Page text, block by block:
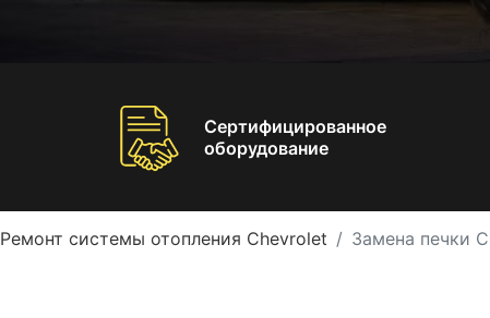
Сертифицированное
оборудование
Ремонт системы отопления Chevrolet Замена печки